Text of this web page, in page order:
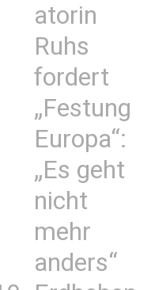
atorin
Ruhs
fordert
„Festung
Europa“:
„Es geht
nicht
mehr
anders“